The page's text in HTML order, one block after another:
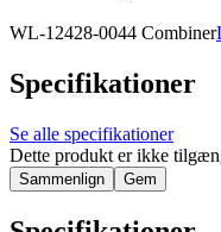
WL-12428-0044 Combiner
Specifikationer
Se alle specifikationer
Dette produkt er ikke
Sammenlign Gem